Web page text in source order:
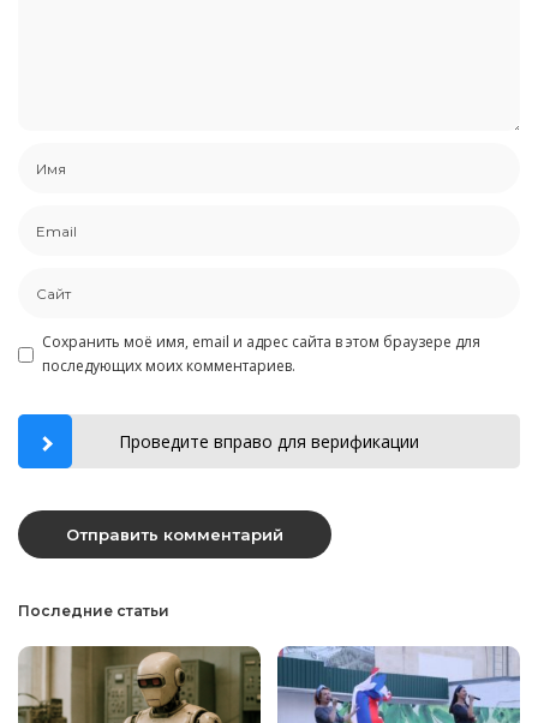
Сохранить моё имя, email и адрес сайта в этом браузере для
последующих моих комментариев.
Проведите вправо для верификации
Последние статьи